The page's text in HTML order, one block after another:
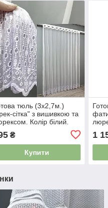
тюль (3х2,7м.)
сітка" з вишивкою та
Колір білий.
₴
Купити
Код
1